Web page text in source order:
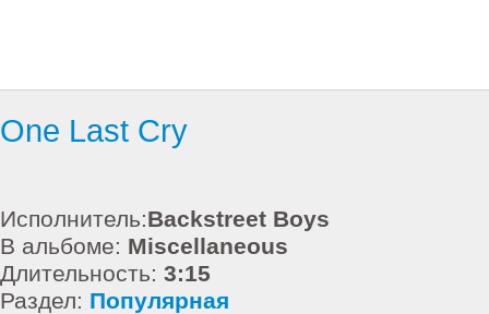
One Last Cry
Исполнитель:Backstreet Boys
В альбоме: Miscellaneous
Длительность: 3:15
Раздел: Популярная